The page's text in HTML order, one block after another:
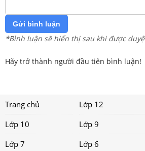
Gửi bình luận
*Bình luận sẽ hiển thị sau khi được
Hãy trở thành người đầu tiên bình luận!
Trang chủ Lớp 12
Lớp 10
Lớp 9
Lớp 7
Lớp 6